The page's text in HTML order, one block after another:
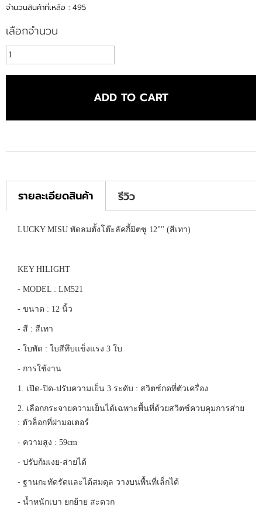
จำนวนสินค้าที่เหลือ : 495
เลือกจำนวน
ADD TO CART
รายละเอียดสินค้า รีวิว
LUCKY MISU พัดลมตั้งโต๊ะลัคกี้มิตซู 12"" (สีเทา)
KEY HILIGHT
- MODEL : LM521
- ขนาด : 12 นิ้ว
- สี : สีเทา
- ใบพัด : ใบสีทึบแข็งแรง 3 ใบ
- การใช้งาน
1. เปิด-ปิด-ปรับความเย็น 3 ระดับ : สวิตซ์กดที่ตัวเครื่อง
2. เลือกกระจายความเย็นได้เฉพาะพื้นที่ด้วยสวิตซ์ควบคุมการส่าย
: ตัวล็อกที่ฝามอเตอร์
- ความสูง : 59cm
- ปรับก้มเงย-ส่ายได้
- ฐานกะทัดรัดและได้สมดุล วางบนพื้นที่เล็กได้
- น้ำหนักเบา ยกย้าย สะดวก